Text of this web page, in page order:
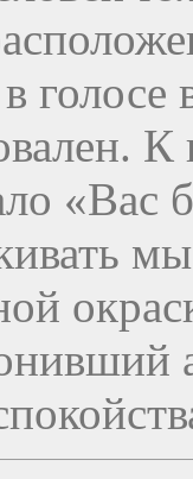
голосе